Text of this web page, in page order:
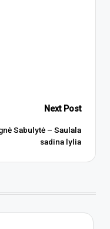
Next Post
Sabulytė – Saulala
sadina lylia